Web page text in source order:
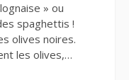
» ou
spaghettis !
olives noires.
les olives,…